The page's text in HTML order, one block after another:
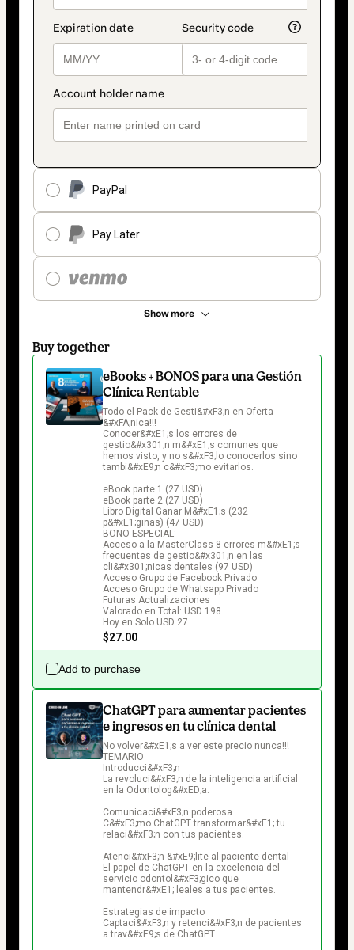
PayPal
Pay Later
Show more
Buy together
eBooks + BONOS para una Gestión
Clínica Rentable
Todo el Pack de Gesti&#xF3;n en Oferta
&#xFA;nica!!!
Conocer&#xE1;s los errores de
gestio&#x301;n m&#xE1;s comunes que
hemos visto, y no s&#xF3;lo conocerlos sino
tambi&#xE9;n c&#xF3;mo evitarlos.
eBook parte 1 (27 USD)
eBook parte 2 (27 USD)
Libro Digital Ganar M&#xE1;s (232
p&#xE1;ginas) (47 USD)
BONO ESPECIAL:
Acceso a la MasterClass 8 errores m&#xE1;s
frecuentes de gestio&#x301;n en las
cli&#x301;nicas dentales (97 USD)
Acceso Grupo de Facebook Privado
Acceso Grupo de Whatsapp Privado
Futuras Actualizaciones
Valorado en Total: USD 198
Hoy en Solo USD 27
$27.00
Add to purchase
ChatGPT para aumentar pacientes
e ingresos en tu clínica dental
No volver&#xE1;s a ver este precio nunca!!!
TEMARIO
Introducci&#xF3;n
La revoluci&#xF3;n de la inteligencia artificial
en la Odontolog&#xED;a.
Comunicaci&#xF3;n poderosa
C&#xF3;mo ChatGPT transformar&#xE1; tu
relaci&#xF3;n con tus pacientes.
Atenci&#xF3;n &#xE9;lite al paciente dental
El papel de ChatGPT en la excelencia del
servicio odontol&#xF3;gico que
mantendr&#xE1; leales a tus pacientes.
Estrategias de impacto
Captaci&#xF3;n y retenci&#xF3;n de pacientes
a trav&#xE9;s de ChatGPT.